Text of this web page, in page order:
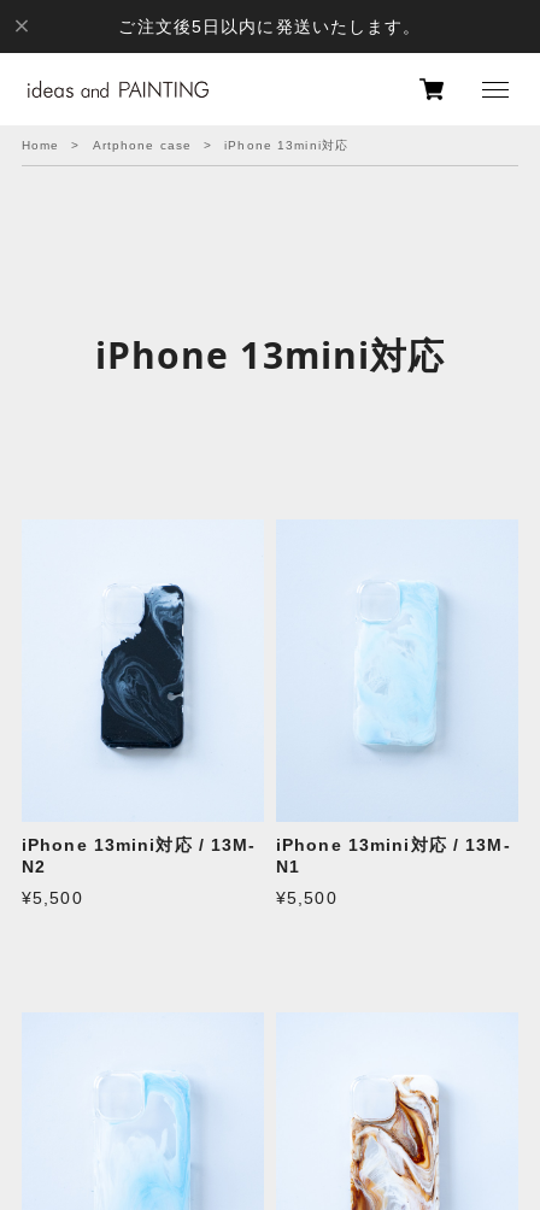
ご注文後5日以内に発送いたします。
Home Artphone case iPhone 13mini対応
iPhone 13mini対応
iPhone 13mini対応 / 13M-
N2
¥5,500
iPhone 13mini対応 / 13M-
N1
¥5,500